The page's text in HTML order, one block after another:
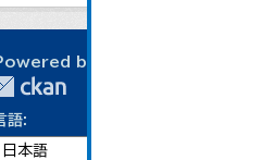
by
語